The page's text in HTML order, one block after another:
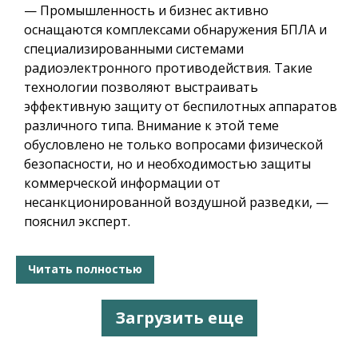
— Промышленность и бизнес активно
оснащаются комплексами обнаружения БПЛА и
специализированными системами
радиоэлектронного противодействия. Такие
технологии позволяют выстраивать
эффективную защиту от беспилотных аппаратов
различного типа. Внимание к этой теме
обусловлено не только вопросами физической
безопасности, но и необходимостью защиты
коммерческой информации от
несанкционированной воздушной разведки, —
пояснил эксперт.
Читать полностью
Загрузить еще